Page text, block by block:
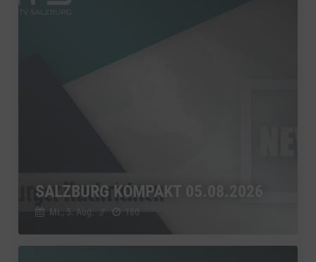
SALZBURG KOMPAKT 05.08.2026
Mi., 5. Aug. // 180